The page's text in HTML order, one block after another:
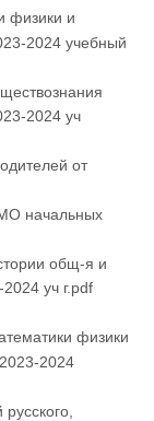
физики и
2024 учебный
2024 уч
от
начальных
общ-я и
уч г.pdf
физики
2024